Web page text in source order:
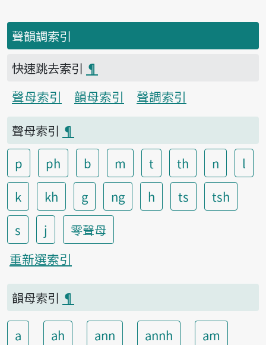
聲韻調索引
快速跳去索引 ¶
聲母索引
韻母索引
聲調索引
聲母索引 ¶
p
ph b m t th n
l
k
kh g ng h ts
tsh
s
j
零聲母
重新選索引
韻母索引 ¶
a ah ann annh
am